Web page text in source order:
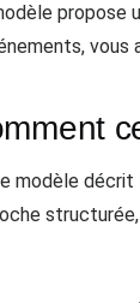
propose
vous
modèle décrit